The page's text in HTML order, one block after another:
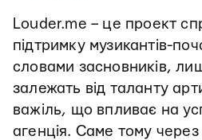
Louder.me – це проект
підтримку музикантів-
словами засновників,
залежать від таланту
важіль, що впливає на
агенція. Саме тому